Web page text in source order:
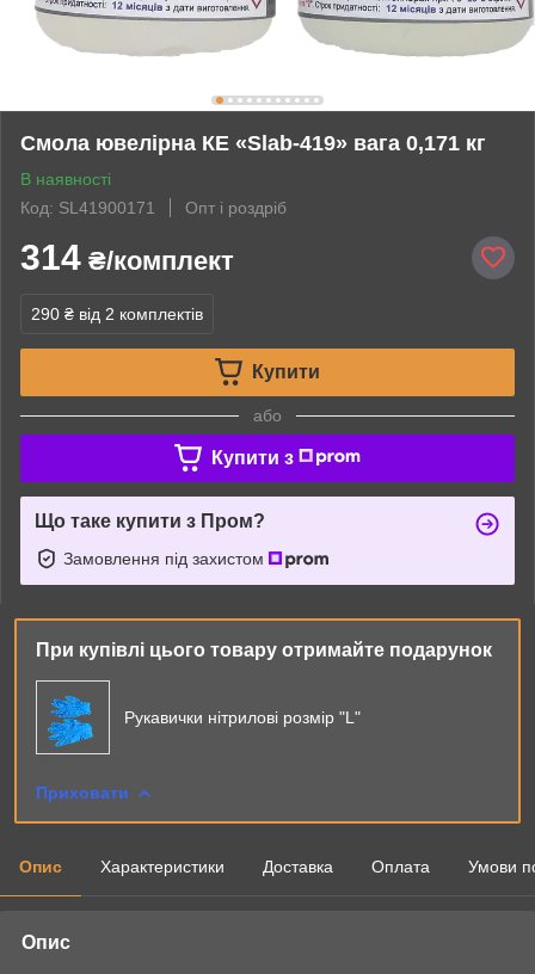
Смола ювелірна КЕ «Slab-419» вага 0,171 кг
В наявності
Код: SL41900171
Опт і роздріб
314 ₴/комплект
290 ₴ від 2 комплектів
Купити
або
Купити з
Що таке купити з Пром?
Замовлення під захистом
При купівлі цього товару отримайте подарунок
Рукавички нітрилові розмір "L"
Приховати
Опис Характеристики Доставка Оплата Умови
Опис